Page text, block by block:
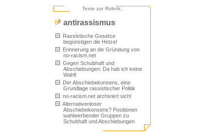
Texte zur Rubrik:
antirassismus
Rassistische Gesetze
begünstigen die Hetze!
Erinnerung an die Gründung von
no-racism.net
Gegen Schubhaft und
Abschiebungen: Da hab ich keine
Wahl!
Der Abschiebekonsens, eine
Grundlage rassistischer Politik
no-racism.net archiviert sich!
Alternativenloser
Abschiebekonsens? Positionen
wahlwerbender Gruppen zu
Schubhaft und Abschiebungen